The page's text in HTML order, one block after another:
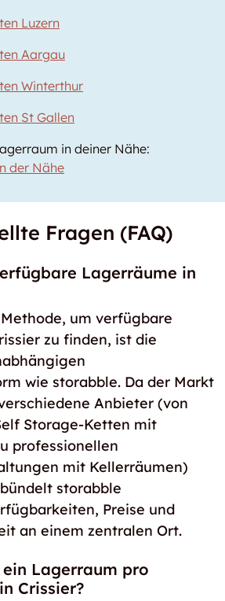
Luzern
Aargau
Winterthur
St Gallen
in deiner Nähe:
der Nähe
Fragen (FAQ)
Lagerräume in
um verfügbare
zu finden, ist die
wie storabble. Da der Markt
Anbieter (von
Storage-Ketten mit
professionellen
mit Kellerräumen)
storabble
Preise und
an einem zentralen Ort.
Lagerraum pro
Crissier?